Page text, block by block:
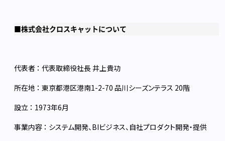
■株式会社クロスキャットについて
代表者 ： 代表取締役社長 井上貴功
所在地 ： 東京都港区港南1-2-70 品川シーズンテラス 20階
設立 ： 1973年6月
事業内容 ： システム開発、BIビジネス、自社プロダクト開発・提供